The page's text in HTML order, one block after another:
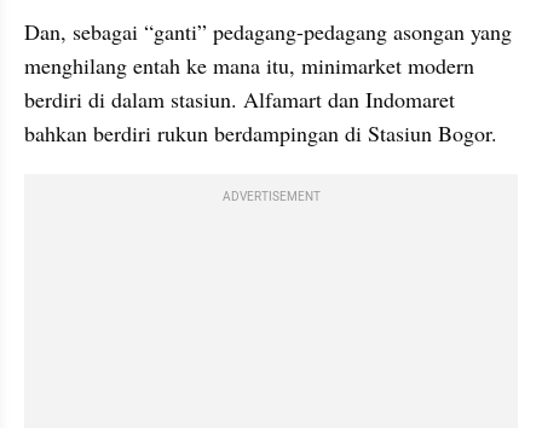
Dan, sebagai “ganti” pedagang-pedagang asongan yang
menghilang entah ke mana itu, minimarket modern
berdiri di dalam stasiun. Alfamart dan Indomaret
bahkan berdiri rukun berdampingan di Stasiun Bogor.
ADVERTISEMENT